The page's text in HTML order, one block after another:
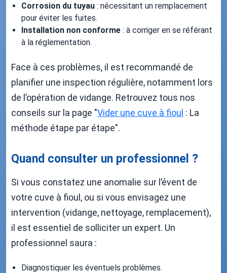
Corrosion du tuyau : nécessitant un remplacement
pour éviter les fuites.
Installation non conforme : à corriger en se référant
à la réglementation.
Face à ces problèmes, il est recommandé de
planifier une inspection régulière, notamment lors
de l’opération de vidange. Retrouvez tous nos
conseils sur la page "Vider une cuve à fioul : La
méthode étape par étape".
Quand consulter un professionnel ?
Si vous constatez une anomalie sur l’évent de
votre cuve à fioul, ou si vous envisagez une
intervention (vidange, nettoyage, remplacement),
il est essentiel de solliciter un expert. Un
professionnel saura :
Diagnostiquer les éventuels problèmes.